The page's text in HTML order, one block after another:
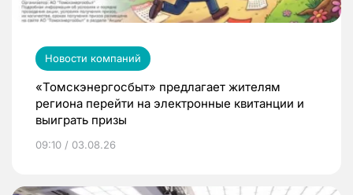
Новости компаний
«Томскэнергосбыт» предлагает жителям
региона перейти на электронные квитанции и
выиграть призы
09:10 / 03.08.26